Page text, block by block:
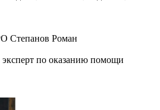
по оказанию помощи